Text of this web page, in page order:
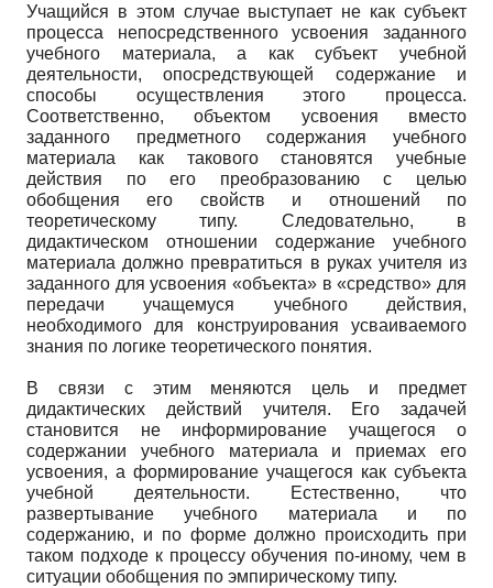
Учащийся в этом случае выступает не как субъект
процесса непосредственного усвоения заданного
учебного материала, а как субъект учебной
деятельности, опосредствующей содержание и
способы осуществления этого процесса.
Соответственно, объектом усвоения вместо
заданного предметного содержания учебного
материала как такового становятся учебные
действия по его преобразованию с целью
обобщения его свойств и отношений по
теоретическому типу. Следовательно, в
дидактическом отношении содержание учебного
материала должно превратиться в руках учителя из
заданного для усвоения «объекта» в «средство» для
передачи учащемуся учебного действия,
необходимого для конструирования усваиваемого
знания по логике теоретического понятия.
В связи с этим меняются цель и предмет
дидактических действий учителя. Его задачей
становится не информирование учащегося о
содержании учебного материала и приемах его
усвоения, а формирование учащегося как субъекта
учебной деятельности. Естественно, что
развертывание учебного материала и по
содержанию, и по форме должно происходить при
таком подходе к процессу обучения по-иному, чем в
ситуации обобщения по эмпирическому типу.